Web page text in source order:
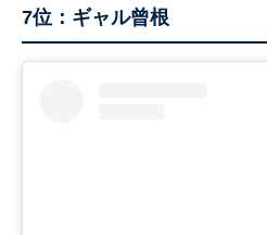
7位：ギャル曾根